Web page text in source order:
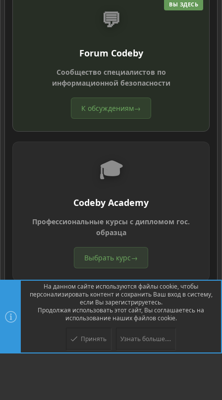
ВЫ ЗДЕСЬ
💬
Forum Codeby
Сообщество специалистов по
информационной безопасности
К обсуждениям→
🎓
Codeby Academy
Профессиональные курсы с дипломом гос.
образца
Выбрать курс→
Community platform by XenForo ® © 2010-2026 XenForo Ltd.
© Jason Axelrod of 8WAYRUN
На данном сайте используются файлы cookie, чтобы
персонализировать контент и сохранить Ваш вход в систему,
если Вы зарегистрируетесь.
Продолжая использовать этот сайт, Вы соглашаетесь на
использование наших файлов cookie.
Принять Узнать больше....